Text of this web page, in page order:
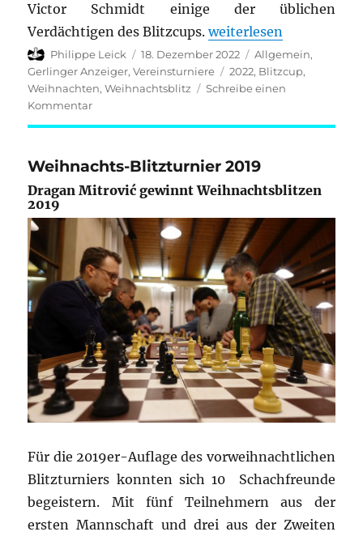
Victor Schmidt einige der üblichen
Verdächtigen des Blitzcups.„Weihnachtsblitz
weiterlesen
Autor
Philippe Leick
Veröffentlicht
am
18. Dezember 2022 Kategorien
Allgemein,
Gerlinger Anzeiger,Vereinsturniere Schlagwörter
2022, Blitzcup,
Weihnachten,Weihnachtsblitz
Schreibe einen
Kommentarzu
Weihnachtsblitz
Weihnachts-Blitzturnier 2019
Dragan Mitrović gewinnt Weihnachtsblitzen
2019
Für die 2019er-Auflage des vorweihnachtlichen
Blitzturniers konnten sich 10 Schachfreunde
begeistern. Mit fünf Teilnehmern aus der
ersten Mannschaft und drei aus der Zweiten